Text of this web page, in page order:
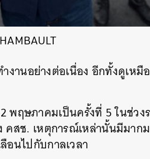
อย่างต่อเนื่อง อีกทั้งดูเหมื
ษภาคมเป็นครั้งที่ 5 ในช่วง
คสช. เหตุการณ์เหล่านั้นมีมาก
อนไปกับกาลเวลา
LINE EMAIL